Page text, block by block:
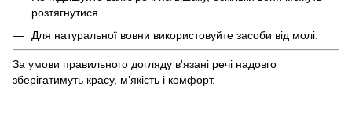
розтягнутися.
Для натуральної вовни використовуйте засоби від молі.
За умови правильного догляду в'язані речі надовго
зберігатимуть красу, м’якість і комфорт.